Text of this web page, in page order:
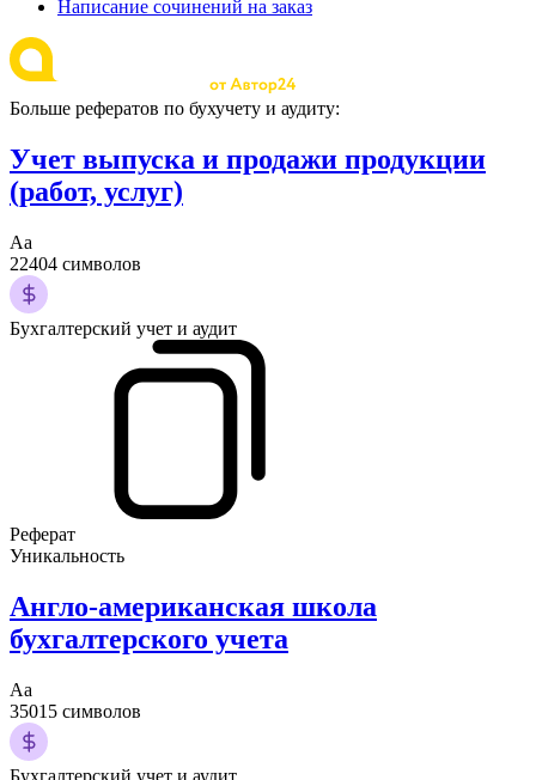
Написание сочинений на заказ
Больше рефератов по бухучету и аудиту:
Учет выпуска и продажи продукции
(работ, услуг)
Аа
22404 символов
Бухгалтерский учет и аудит
Реферат
Уникальность
Англо-американская школа
бухгалтерского учета
Аа
35015 символов
Бухгалтерский учет и аудит